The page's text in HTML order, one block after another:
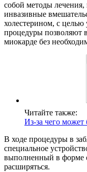
собой методы
инвазивные
холестерином, с
процедуры позволяют
миокарде без
Читайте также:
Из-за чего может
В ходе процедуры в
специальное
выполненный в форме
расширяться.